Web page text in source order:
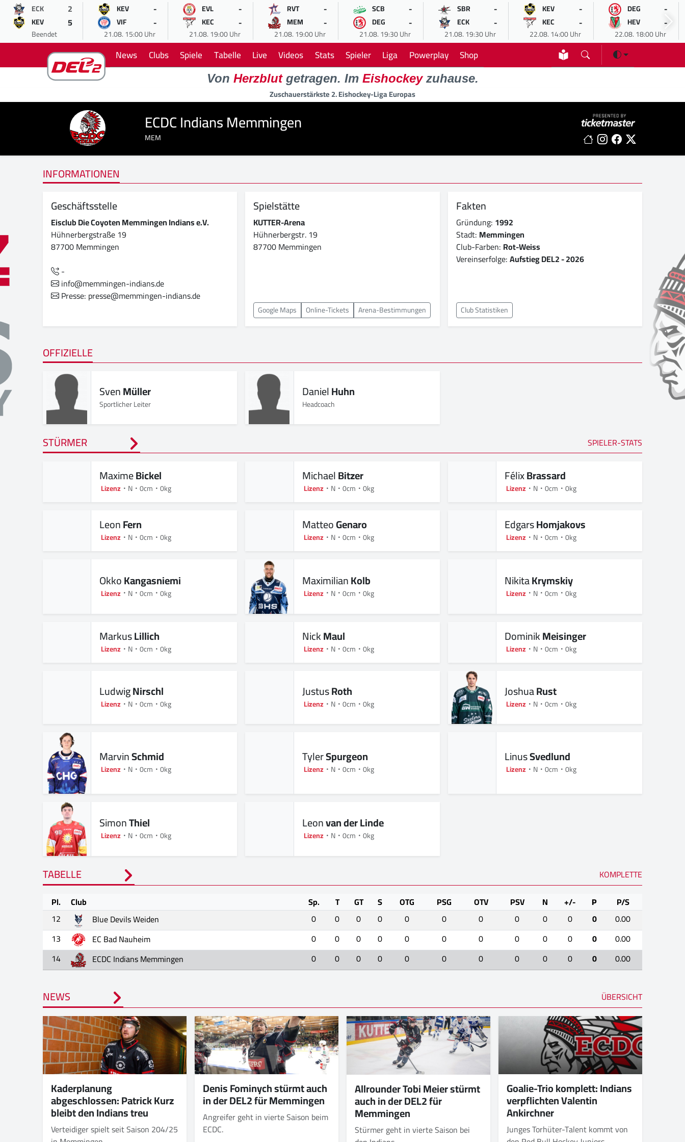
ECK 2
KEV 5
Beendet
KEV -
VIF -
21.08. 15:00 Uhr
EVL -
KEC -
21.08. 19:00 Uhr
RVT -
MEM -
21.08. 19:00 Uhr
SCB -
DEG -
21.08. 19:30 Uhr
SBR -
ECK -
21.08. 19:30 Uhr
KEV -
KEC -
22.08. 14:00 Uhr
DEG -
HEV -
22.08. 18:00 Uhr
News Clubs Spiele Tabelle Live Videos Stats Spieler Liga Powerplay Shop
Von Herzblutgetragen. Im Eishockeyzuhause.
Zuschauerstärkste 2. Eishockey-Liga Europas
ECDC Indians Memmingen
MEM
INFORMATIONEN
Geschäftsstelle
Eisclub Die Coyoten Memmingen Indians e.V.
Hühnerbergstraße 19
87700 Memmingen
-
info@memmingen-indians.de
Presse: presse@memmingen-indians.de
Spielstätte
KUTTER-Arena
Hühnerbergstr. 19
87700 Memmingen
Google Maps Online-Tickets Arena-Bestimmungen
Fakten
Gründung: 1992
Stadt: Memmingen
Club-Farben: Rot-Weiss
Vereinserfolge:Aufstieg DEL2 - 2026
Club Statistiken
OFFIZIELLE
SvenMüller
Sportlicher Leiter
DanielHuhn
Headcoach
STÜRMER SPIELER-STATS
MaximeBickel
Lizenz N 0cm 0kg
MichaelBitzer
Lizenz N 0cm 0kg
FélixBrassard
Lizenz N 0cm 0kg
LeonFern
Lizenz N 0cm 0kg
MatteoGenaro
Lizenz N 0cm 0kg
EdgarsHomjakovs
Lizenz N 0cm 0kg
OkkoKangasniemi
Lizenz N 0cm 0kg
MaximilianKolb
Lizenz N 0cm 0kg
NikitaKrymskiy
Lizenz N 0cm 0kg
MarkusLillich
Lizenz N 0cm 0kg
NickMaul
Lizenz N 0cm 0kg
DominikMeisinger
Lizenz N 0cm 0kg
LudwigNirschl
Lizenz N 0cm 0kg
JustusRoth
Lizenz N 0cm 0kg
JoshuaRust
Lizenz N 0cm 0kg
MarvinSchmid
Lizenz N 0cm 0kg
TylerSpurgeon
Lizenz N 0cm 0kg
LinusSvedlund
Lizenz N 0cm 0kg
SimonThiel
Lizenz N 0cm 0kg
Leonvan der Linde
Lizenz N 0cm 0kg
TABELLE
KOMPLETTE
Pl.
Club Sp. T GT S OTG PSG OTV PSV N +/- P
P/S
12
Blue Devils Weiden 0 0 0 0 0 0 0 0 0 0 0
0.00
13
EC Bad Nauheim 0 0 0 0 0 0 0 0 0 0 0
0.00
14
ECDC Indians Memmingen 0 0 0 0 0 0 0 0 0 0 0 0.00
NEWS ÜBERSICHT
Kaderplanung
abgeschlossen: Patrick Kurz
bleibt den Indians treu
Verteidiger spielt seit Saison 204/25
Denis Fominych stürmt auch
in der DEL2 für Memmingen
Angreifer geht in vierte Saison beim
ECDC.
Allrounder Tobi Meier stürmt
auch in der DEL2 für
Memmingen
Stürmer geht in vierte Saison bei
Goalie-Trio komplett: Indians
verpflichten Valentin
Ankirchner
Junges Torhüter-Talent kommt von